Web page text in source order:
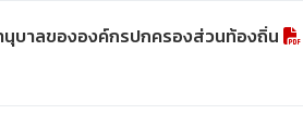
นุบาลขององค์กรปกครองส่วนท้องถิ่น